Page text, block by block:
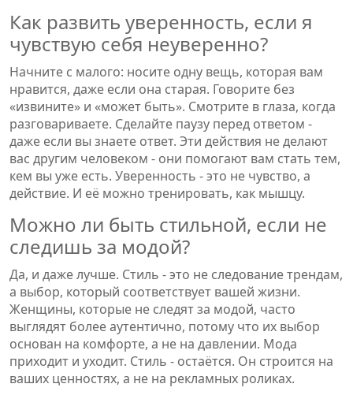
Как развить уверенность, если я
чувствую себя неуверенно?
Начните с малого: носите одну вещь, которая вам
нравится, даже если она старая. Говорите без
«извините» и «может быть». Смотрите в глаза, когда
разговариваете. Сделайте паузу перед ответом -
даже если вы знаете ответ. Эти действия не делают
вас другим человеком - они помогают вам стать тем,
кем вы уже есть. Уверенность - это не чувство, а
действие. И её можно тренировать, как мышцу.
Можно ли быть стильной, если не
следишь за модой?
Да, и даже лучше. Стиль - это не следование трендам,
а выбор, который соответствует вашей жизни.
Женщины, которые не следят за модой, часто
выглядят более аутентично, потому что их выбор
основан на комфорте, а не на давлении. Мода
приходит и уходит. Стиль - остаётся. Он строится на
ваших ценностях, а не на рекламных роликах.